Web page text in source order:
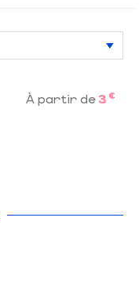
À partir de3 €